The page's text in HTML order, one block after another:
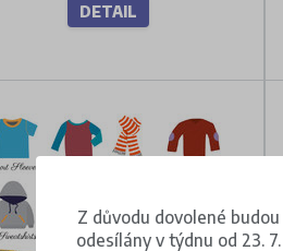
DETAIL
Z důvodu dovolené
odesílány v týdnu od 23.